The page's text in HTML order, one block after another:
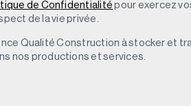
de Confidentialité pour exercez
de la vie privée.
Qualité Construction à stocker et
nos productions et services.